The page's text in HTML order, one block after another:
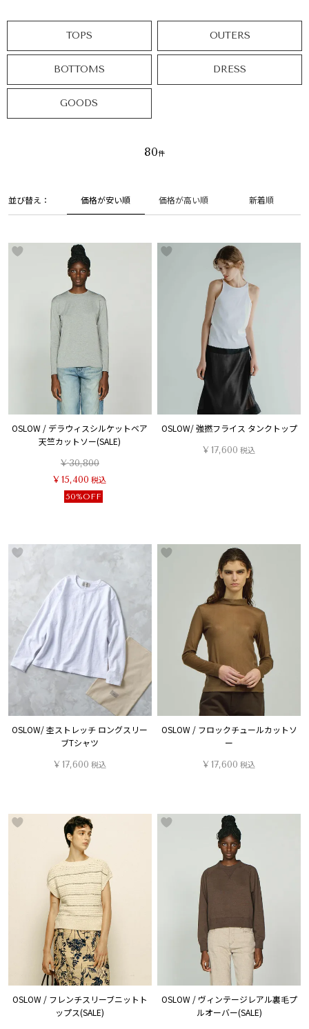
TOPS OUTERS
BOTTOMS DRESS
GOODS
並び替え 価格が安い順 価格が高い順 新着順
80
OSLOW / デラウィスシルケットベア
天竺カットソー(SALE)
¥30,800
¥ 15,400 税込
50%OFF
OSLOW/ 強撚フライス タンクトップ
¥17,600 税込
OSLOW/ 杢ストレッチ ロングスリー
ブTシャツ
¥17,600 税込
OSLOW / フロックチュールカットソ
ー
¥17,600 税込
OSLOW / フレンチスリーブニットト
ップス(SALE)
OSLOW / ヴィンテージレアル裏毛プ
ルオーバー(SALE)